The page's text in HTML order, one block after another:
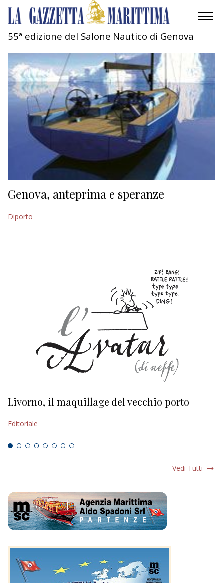
MOBILITÀ
INDUSTRIA
RICERCA
ECONOMIA
TURISMO
CULTURA
NAUTICA
55ª edizione del Salone Nautico di Genova
Genova, anteprima e speranze
Diporto
Livorno, il maquillage del vecchio porto
Editoriale
Vedi Tutti